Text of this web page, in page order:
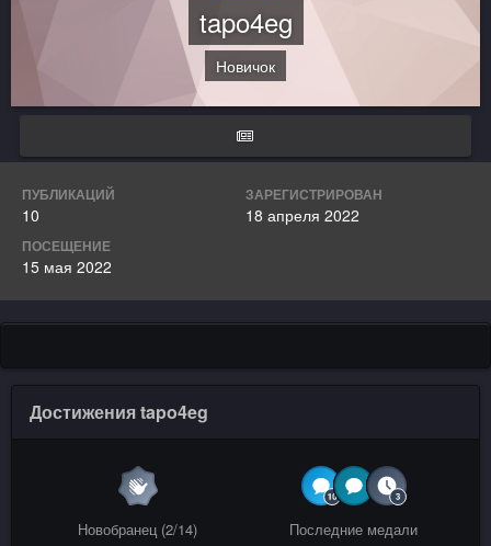
tapo4eg
Новичок
ПУБЛИКАЦИЙ
10
ЗАРЕГИСТРИРОВАН
18 апреля 2022
ПОСЕЩЕНИЕ
15 мая 2022
Достижения tapo4eg
Новобранец (2/14) Последние медали